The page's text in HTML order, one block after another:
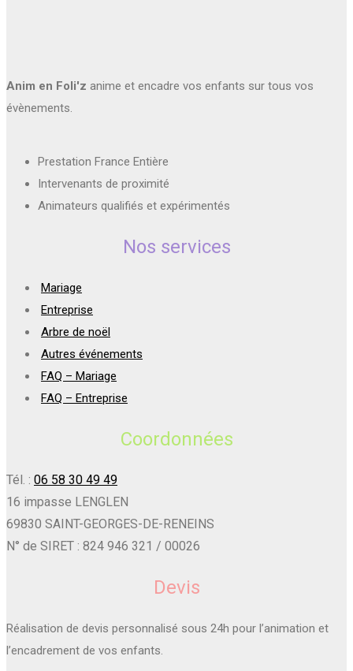
Anim en Foli'z anime et encadre vos enfants sur tous vos
évènements.
Prestation France Entière
Intervenants de proximité
Animateurs qualifiés et expérimentés
Nos services
Mariage
Entreprise
Arbre de noël
Autres événements
FAQ – Mariage
FAQ – Entreprise
Coordonnées
Tél. : 06 58 30 49 49
16 impasse LENGLEN
69830 SAINT-GEORGES-DE-RENEINS
N° de SIRET : 824 946 321 / 00026
Devis
Réalisation de devis personnalisé sous 24h pour l’animation et
l’encadrement de vos enfants.